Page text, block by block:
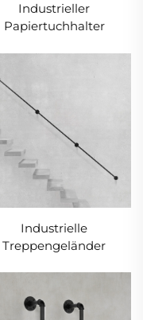
Industrieller
Papiertuchhalter
Industrielle
Treppengeländer